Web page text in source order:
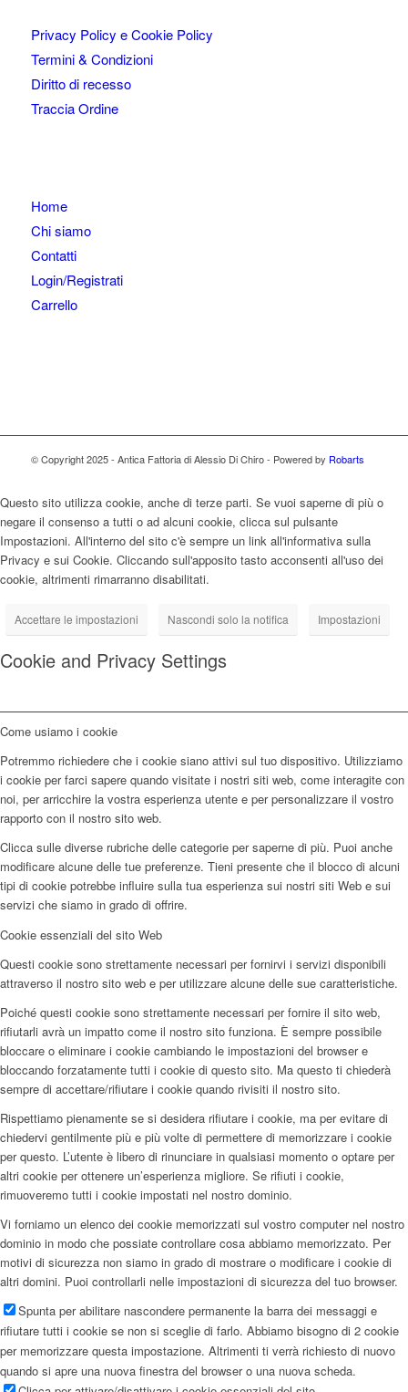
Privacy Policy e Cookie Policy
Termini & Condizioni
Diritto di recesso
Traccia Ordine
Home
Chi siamo
Contatti
Login/Registrati
Carrello
© Copyright 2025 - Antica Fattoria di Alessio Di Chiro - Powered by Robarts
Questo sito utilizza cookie, anche di terze parti. Se vuoi saperne di più o
negare il consenso a tutti o ad alcuni cookie, clicca sul pulsante
Impostazioni. All'interno del sito c'è sempre un link all'informativa sulla
Privacy e sui Cookie. Cliccando sull'apposito tasto acconsenti all'uso dei
cookie, altrimenti rimarranno disabilitati.
Accettare le impostazioni Nascondi solo la notifica Impostazioni
Cookie and Privacy Settings
Come usiamo i cookie
Potremmo richiedere che i cookie siano attivi sul tuo dispositivo. Utilizziamo
i cookie per farci sapere quando visitate i nostri siti web, come interagite con
noi, per arricchire la vostra esperienza utente e per personalizzare il vostro
rapporto con il nostro sito web.
Clicca sulle diverse rubriche delle categorie per saperne di più. Puoi anche
modificare alcune delle tue preferenze. Tieni presente che il blocco di alcuni
tipi di cookie potrebbe influire sulla tua esperienza sui nostri siti Web e sui
servizi che siamo in grado di offrire.
Cookie essenziali del sito Web
Questi cookie sono strettamente necessari per fornirvi i servizi disponibili
attraverso il nostro sito web e per utilizzare alcune delle sue caratteristiche.
Poiché questi cookie sono strettamente necessari per fornire il sito web,
rifiutarli avrà un impatto come il nostro sito funziona. È sempre possibile
bloccare o eliminare i cookie cambiando le impostazioni del browser e
bloccando forzatamente tutti i cookie di questo sito. Ma questo ti chiederà
sempre di accettare/rifiutare i cookie quando rivisiti il nostro sito.
Rispettiamo pienamente se si desidera rifiutare i cookie, ma per evitare di
chiedervi gentilmente più e più volte di permettere di memorizzare i cookie
per questo. L’utente è libero di rinunciare in qualsiasi momento o optare per
altri cookie per ottenere un’esperienza migliore. Se rifiuti i cookie,
rimuoveremo tutti i cookie impostati nel nostro dominio.
Vi forniamo un elenco dei cookie memorizzati sul vostro computer nel nostro
dominio in modo che possiate controllare cosa abbiamo memorizzato. Per
motivi di sicurezza non siamo in grado di mostrare o modificare i cookie di
altri domini. Puoi controllarli nelle impostazioni di sicurezza del tuo browser.
Spunta per abilitare nascondere permanente la barra dei messaggi e
rifiutare tutti i cookie se non si sceglie di farlo. Abbiamo bisogno di 2 cookie
per memorizzare questa impostazione. Altrimenti ti verrà richiesto di nuovo
quando si apre una nuova finestra del browser o una nuova scheda.